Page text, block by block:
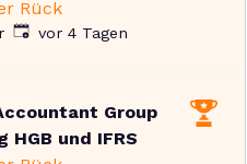
Rück
Veröffentlicht:
vor 4 Tagen
Group
HGB und IFRS